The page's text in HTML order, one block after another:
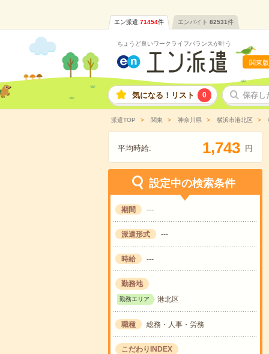
エン派遣 71454件 エンバイト 82531件
ちょうど良いワークライフバランスが叶う
関東版
気になる！リスト 0 保存し
派遣TOP 関東 神奈川県 横浜市港北区
平均時給: 1,743 円
設定中の検索条件
期間 ---
派遣形式 ---
時給 ---
勤務地
勤務エリア 港北区
職種 総務・人事・労務
こだわりINDEX